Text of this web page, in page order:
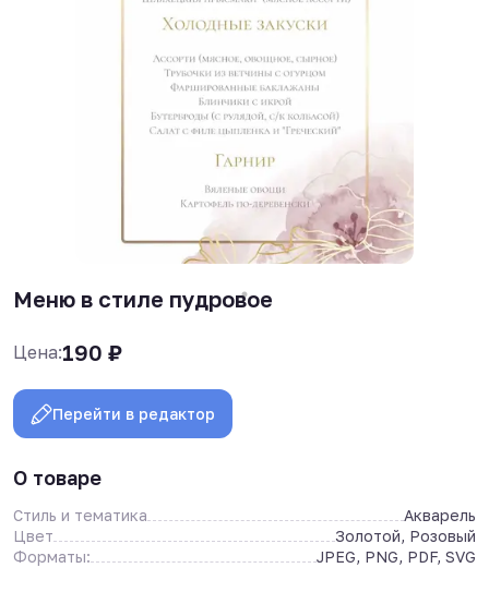
Меню в стиле пудровое
Цена:190 ₽
Перейти в редактор
О товаре
Стиль и тематика
Акварель
Цвет
Золотой, Розовый
Форматы:
JPEG, PNG, PDF, SVG